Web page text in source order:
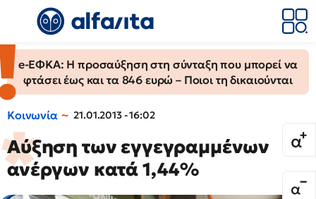
e-ΕΦΚΑ: Η προσαύξηση στη σύνταξη που μπορεί να
φτάσει έως και τα 846 ευρώ – Ποιοι τη δικαιούνται
Κοινωνία 21.01.2013 - 16:02
Αύξηση των εγγεγραμμένων
ανέργων κατά 1,44%